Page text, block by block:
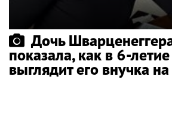
Дочь
показала, как в 6-летие
выглядит его внучка